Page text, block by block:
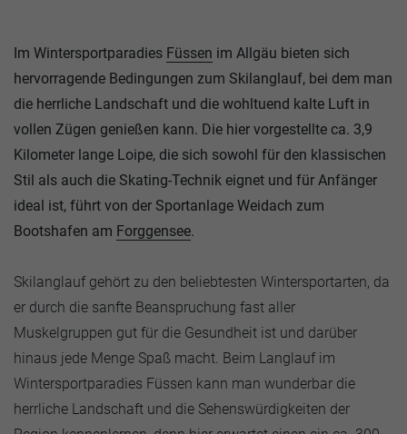
Im Wintersportparadies Füssen im Allgäu bieten sich
hervorragende Bedingungen zum Skilanglauf, bei dem man
die herrliche Landschaft und die wohltuend kalte Luft in
vollen Zügen genießen kann. Die hier vorgestellte ca. 3,9
Kilometer lange Loipe, die sich sowohl für den klassischen
Stil als auch die Skating-Technik eignet und für Anfänger
ideal ist, führt von der Sportanlage Weidach zum
Bootshafen am Forggensee.
Skilanglauf gehört zu den beliebtesten Wintersportarten, da
er durch die sanfte Beanspruchung fast aller
Muskelgruppen gut für die Gesundheit ist und darüber
hinaus jede Menge Spaß macht. Beim Langlauf im
Wintersportparadies Füssen kann man wunderbar die
herrliche Landschaft und die Sehenswürdigkeiten der